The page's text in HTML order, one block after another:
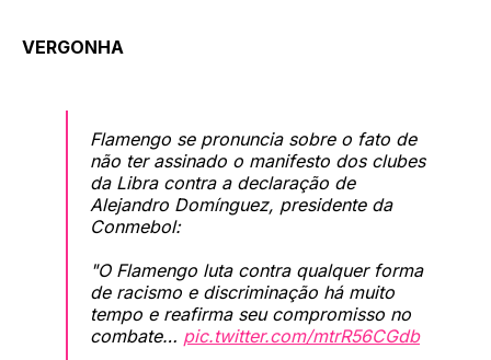
VERGONHA
Flamengo se pronuncia sobre o fato de
não ter assinado o manifesto dos clubes
da Libra contra a declaração de
Alejandro Domínguez, presidente da
Conmebol:
"O Flamengo luta contra qualquer forma
de racismo e discriminação há muito
tempo e reafirma seu compromisso no
combate… pic.twitter.com/mtrR56CGdb